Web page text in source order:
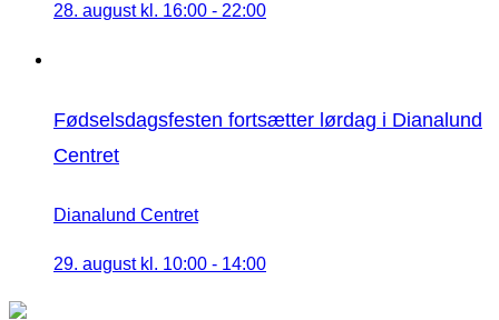
28. august kl. 16:00 - 22:00
Fødselsdagsfesten fortsætter lørdag i Dianalund
Centret
Dianalund Centret
29. august kl. 10:00 - 14:00